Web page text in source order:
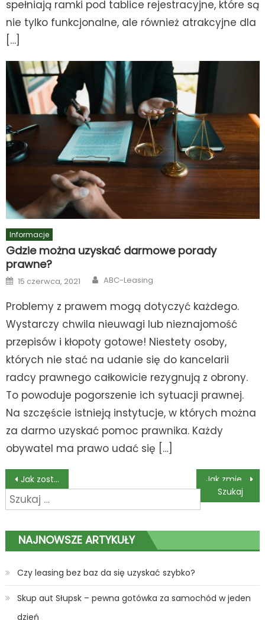
spełniają ramki pod tablice rejestracyjne, które są
nie tylko funkcjonalne, ale również atrakcyjne dla
[…]
Informacje
Gdzie można uzyskać darmowe porady
prawne?
Posted
on
15 czerwca, 2021 Author
ABC-Leasing
Problemy z prawem mogą dotyczyć każdego.
Wystarczy chwila nieuwagi lub nieznajomość
przepisów i kłopoty gotowe! Niestety osoby,
których nie stać na udanie się do kancelarii
radcy prawnego całkowicie rezygnują z obrony.
To powoduje pogorszenie ich sytuacji prawnej.
Na szczęście istnieją instytucje, w których można
za darmo uzyskać pomoc prawnika. Każdy
obywatel ma prawo udać się […]
Nawigacja
wpisu
Jak zostać kierowcą Bolta?
Szukaj:
NAJNOWSZE ARTYKUŁY
Czy leasing bez baz da się uzyskać szybko?
Skup aut Słupsk – pewna gotówka za samochód w jeden
dzień